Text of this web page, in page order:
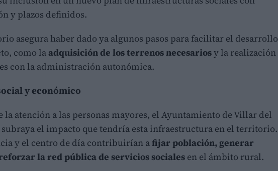
y plazos definidos.
asegura haber dado ya algunos pasos para facilitar el desarrollo
como la adquisición de los terrenos necesariosy la realización
con la administración autonómica.
y económico
la atención a las personas mayores, el Ayuntamiento de Villar del
el impacto que tendría esta infraestructura en el territorio.
y el centro de día contribuirían afijar población, generar
la red pública de servicios sociales en el ámbito rural.